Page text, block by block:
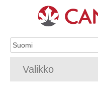
Valikko